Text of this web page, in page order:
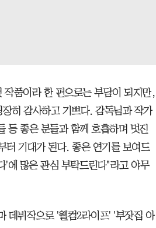
품이라 한 편으로는 부담이 되지만,
히 감사하고 기쁘다. 감독님과 작가
등 좋은 분들과 함께 호흡하며 멋진
터 기대가 된다. 좋은 연기를 보여드
'에 많은 관심 부탁드린다"라고 야무
데뷔작으로 '웰컴2라이프' '부잣집 아